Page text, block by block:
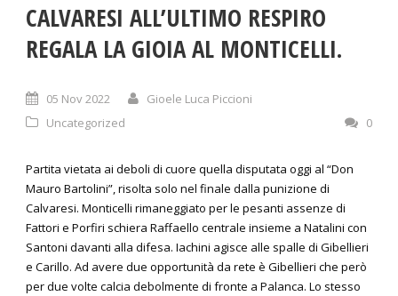
CALVARESI ALL’ULTIMO RESPIRO
REGALA LA GIOIA AL MONTICELLI.
05 Nov 2022
Gioele Luca Piccioni
Uncategorized
0
Partita vietata ai deboli di cuore quella disputata oggi al “Don
Mauro Bartolini”, risolta solo nel finale dalla punizione di
Calvaresi. Monticelli rimaneggiato per le pesanti assenze di
Fattori e Porfiri schiera Raffaello centrale insieme a Natalini con
Santoni davanti alla difesa. Iachini agisce alle spalle di Gibellieri
e Carillo. Ad avere due opportunità da rete è Gibellieri che però
per due volte calcia debolmente di fronte a Palanca. Lo stesso